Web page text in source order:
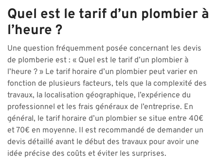
Quel est le tarif d’un plombier à
l’heure ?
Une question fréquemment posée concernant les devis
de plomberie est : « Quel est le tarif d’un plombier à
l’heure ? » Le tarif horaire d’un plombier peut varier en
fonction de plusieurs facteurs, tels que la complexité des
travaux, la localisation géographique, l’expérience du
professionnel et les frais généraux de l’entreprise. En
général, le tarif horaire d’un plombier se situe entre 40€
et 70€ en moyenne. Il est recommandé de demander un
devis détaillé avant le début des travaux pour avoir une
idée précise des coûts et éviter les surprises.